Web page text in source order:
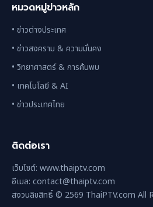
หมวดหมู่ข่าวหลัก
• ข่าวต่างประเทศ
• ข่าวสงคราม & ความมั่นคง
• วิทยาศาสตร์ & การค้นพบ
• เทคโนโลยี & AI
• ข่าวประเทศไทย
ติดต่อเรา
เว็บไซต์: www.thaiptv.com
อีเมล: contact@thaiptv.com
สงวนลิขสิทธิ์ © 2569 ThaiPTV.com All